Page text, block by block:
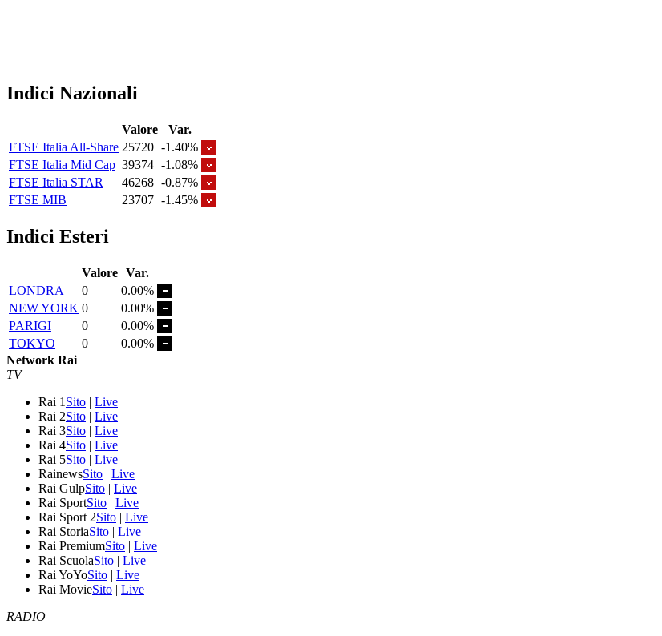
Indici Nazionali
Valore
Var.
FTSE Italia All-Share 25720 -1.40%
FTSE Italia Mid Cap 39374 -1.08%
FTSE Italia STAR
46268 -0.87%
FTSE MIB
23707 -1.45%
Indici Esteri
Valore Var.
LONDRA
0
0.00%
NEW YORK 0
0.00%
PARIGI
0
0.00%
TOKYO
0
0.00%
Network Rai
TV
Rai 1 Sito | Live
Rai 2Sito | Live
Rai 3Sito | Live
Rai 4Sito | Live
Rai 5Sito | Live
RainewsSito | Live
Rai GulpSito | Live
Rai SportSito | Live
Rai Sport 2Sito | Live
Rai StoriaSito | Live
Rai PremiumSito | Live
Rai ScuolaSito | Live
Rai YoYoSito | Live
Rai MovieSito | Live
RADIO